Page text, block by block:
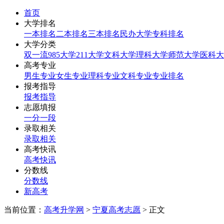
首页
大学排名
一本排名 二本排名三本排名 民办大学专科排名
大学分类
双一流985大学211大学文科大学理科大学师范大学医科
高考专业
男生专业女生专业理科专业文科专业专业排名
报考指导
报考指导
志愿填报
一分一段
录取相关
录取相关
高考快讯
高考快讯
分数线
分数线
新高考
当前位置： 高考升学网 > 宁夏高考志愿 > 正文